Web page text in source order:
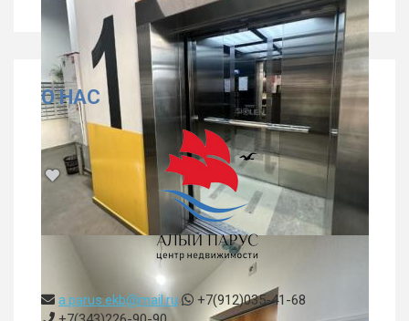
Продается 1-комн. квартира, 27,4 м²
Россия, Свердловская область,
Екатеринбург
О НАС
a.parus.ekb@mail.ru
+7(912)035-41-68